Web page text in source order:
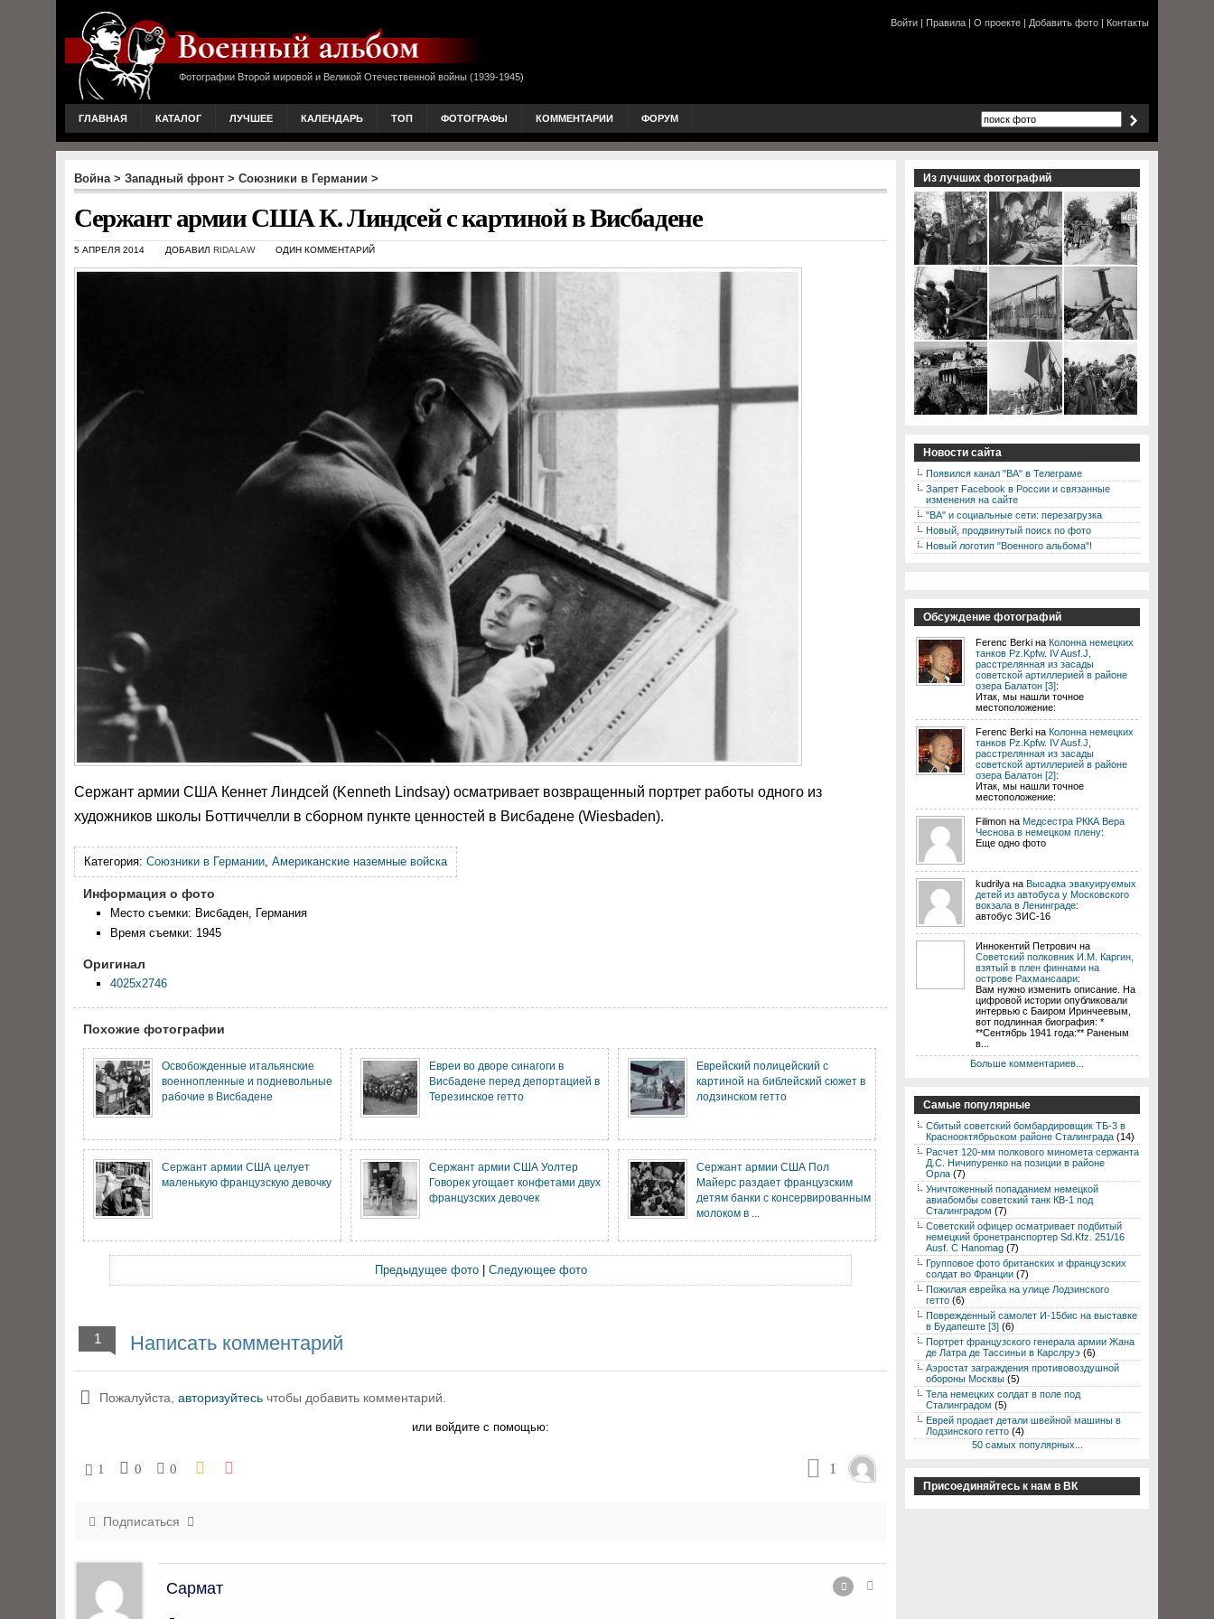
Фотографии Второй мировой и Великой Отечественной войны (1939-1945)
Войти | Правила | О проекте | Добавить фото | Контакты
ГЛАВНАЯ КАТАЛОГ ЛУЧШЕЕ КАЛЕНДАРЬ ТОП ФОТОГРАФЫ КОММЕНТАРИИ ФОРУМ
Война> Западный фронт > Союзники в Германии >
Сержант армии США К. Линдсей с картиной в Висбадене
5 АПРЕЛЯ 2014 ДОБАВИЛ RIDALAW ОДИН КОММЕНТАРИЙ
Сержант армии США Кеннет Линдсей (Kenneth Lindsay) осматривает возвращенный портрет работы одного из
художников школы Боттиччелли в сборном пункте ценностей в Висбадене (Wiesbaden).
Категория: Союзники в Германии, Американские наземные войска
Информация о фото
Место съемки: Висбаден, Германия
Время съемки: 1945
Оригинал
4025x2746
Похожие фотографии
Освобожденные итальянские
военнопленные и подневольные
рабочие в Висбадене
Евреи во дворе синагоги в
Висбадене перед депортацией в
Терезинское гетто
Еврейский полицейский с
картиной на библейский сюжет в
лодзинском гетто
Сержант армии США целует
маленькую французскую девочку
Сержант армии США Уолтер
Говорек угощает конфетами двух
французских девочек
Сержант армии США Пол
Майерс раздает французским
детям банки с консервированным
молоком в ...
Предыдущее фото| Следующее фото
1 Написать комментарий
Пожалуйста, авторизуйтесь чтобы добавить комментарий.
или войдите с помощью:
1 0 0 1
Подписаться
Сармат
Из лучших фотографий
Новости сайта
Появился канал "ВА" в Телеграме
Запрет Facebook в России и связанные
изменения на сайте
"ВА" и социальные сети: перезагрузка
Новый, продвинутый поиск по фото
Новый логотип "Военного альбома"!
Обсуждение фотографий
Ferenc Berki на Колонна немецких
танков Pz.Kpfw. IV Ausf.J,
расстрелянная из засады
советской артиллерией в районе
озера Балатон [3]:
Итак, мы нашли точное
местоположение:
Ferenc Berki на Колонна немецких
танков Pz.Kpfw. IV Ausf.J,
расстрелянная из засады
советской артиллерией в районе
озера Балатон [2]:
Итак, мы нашли точное
местоположение:
Filimon на Медсестра РККА Вера
Чеснова в немецком плену:
Еще одно фото
kudrilya на Высадка эвакуируемых
детей из автобуса у Московского
вокзала в Ленинграде:
автобус ЗИС-16
Иннокентий Петрович на
Советский полковник И.М. Каргин,
взятый в плен финнами на
острове Рахмансаари:
Вам нужно изменить описание. На
цифровой истории опубликовали
интервью с Баиром Иринчеевым,
вот подлинная биография: *
**Сентябрь 1941 года:** Раненым
в...
Больше комментариев...
Самые популярные
Сбитый советский бомбардировщик ТБ-3 в
Краснооктябрьском районе Сталинграда (14)
Расчет 120-мм полкового миномета сержанта
Д.С. Ничипуренко на позиции в районе
Орла (7)
Уничтоженный попаданием немецкой
авиабомбы советский танк КВ-1 под
Сталинградом (7)
Советский офицер осматривает подбитый
немецкий бронетранспортер Sd.Kfz. 251/16
Ausf. C Hanomag (7)
Групповое фото британских и французских
солдат во Франции (7)
Пожилая еврейка на улице Лодзинского
гетто (6)
Поврежденный самолет И-15бис на выставке
в Будапеште [3] (6)
Портрет французского генерала армии Жана
де Латра де Тассиньи в Карслруэ (6)
Аэростат заграждения противовоздушной
обороны Москвы (5)
Тела немецких солдат в поле под
Сталинградом (5)
Еврей продает детали швейной машины в
Лодзинского гетто (4)
50 самых популярных...
Присоединяйтесь к нам в ВК